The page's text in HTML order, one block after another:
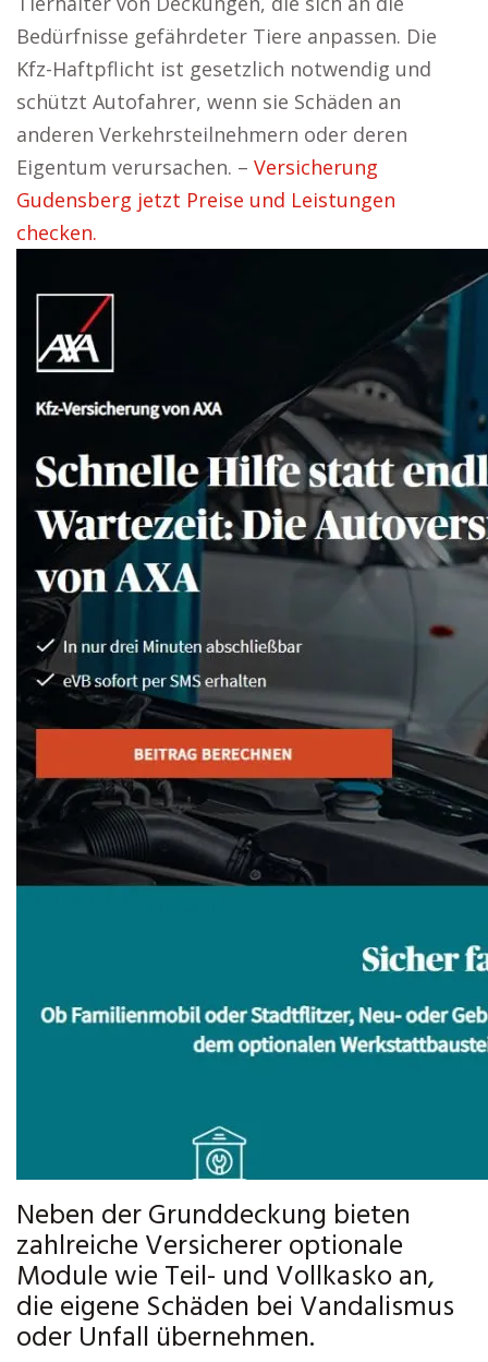
Bedürfnisse gefährdeter Tiere anpassen. Die
Kfz-Haftpflicht ist gesetzlich notwendig und
schützt Autofahrer, wenn sie Schäden an
anderen Verkehrsteilnehmern oder deren
Eigentum verursachen. – Versicherung
Gudensberg jetzt Preise und Leistungen
checken.
Neben der Grunddeckung bieten
zahlreiche Versicherer optionale
Module wie Teil- und Vollkasko an,
die eigene Schäden bei Vandalismus
oder Unfall übernehmen.